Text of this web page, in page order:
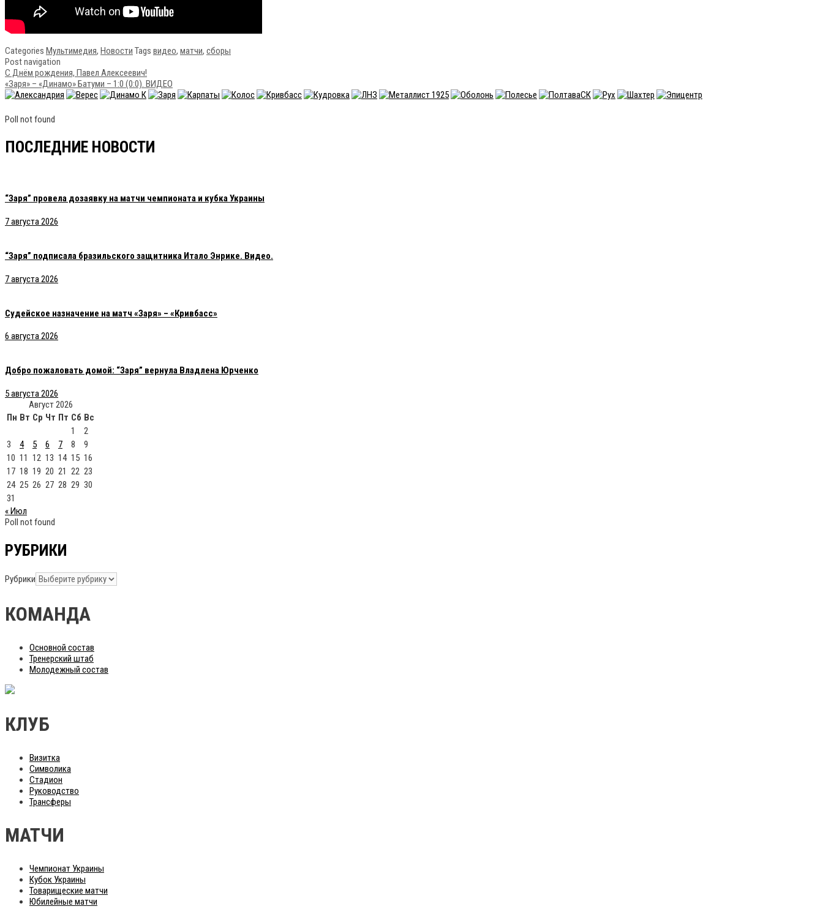
Categories Мультимедия, Новости Tags видео, матчи, сборы
Post navigation
С Днём рождения, Павел Алексеевич!
«Заря» – «Динамо» Батуми – 1:0 (0:0). ВИДЕО
Poll not found
ПОСЛЕДНИЕ НОВОСТИ
“Заря” провела дозаявку на матчи чемпионата и кубка Украины
7 августа 2026
“Заря” подписала бразильского защитника Итало Энрике. Видео.
7 августа 2026
Судейское назначение на матч «Заря» – «Кривбасс»
6 августа 2026
Добро пожаловать домой: “Заря” вернула Владлена Юрченко
5 августа 2026
Август 2026
Пн Вт Ср Чт Пт Сб Вс
1
2
3
4 5 6 7 8
9
10 11 12 13 14 15 16
17 18 19 20 21 22 23
24 25 26 27 28 29 30
31
« Июл
Poll not found
РУБРИКИ
Рубрики
КОМАНДА
Основной состав
Тренерский штаб
Молодежный состав
КЛУБ
Визитка
Символика
Стадион
Руководство
Трансферы
МАТЧИ
Чемпионат Украины
Кубок Украины
Товарищеские матчи
Юбилейные матчи